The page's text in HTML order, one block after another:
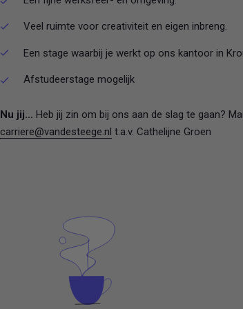
Veel ruimte voor creativiteit en eigen inbreng.
Een stage waarbij je werkt op ons kantoor in
Afstudeerstage mogelijk
Nu jij… Heb jij zin om bij ons aan de slag te gaan?
carriere@vandesteege.nl t.a.v. Cathelijne Groen